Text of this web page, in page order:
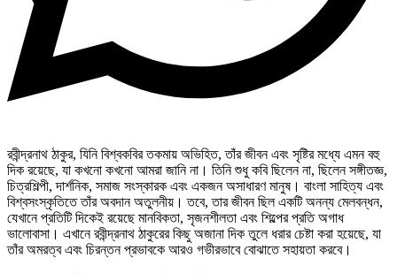
রবীন্দ্রনাথ ঠাকুর, যিনি বিশ্বকবির তকমায় অভিহিত, তাঁর জীবন এবং সৃষ্টির মধ্যে এমন বহু
দিক রয়েছে, যা কখনো কখনো আমরা জানি না। তিনি শুধু কবি ছিলেন না, ছিলেন সঙ্গীতজ্ঞ,
চিত্রশিল্পী, দার্শনিক, সমাজ সংস্কারক এবং একজন অসাধারণ মানুষ। বাংলা সাহিত্য এবং
বিশ্বসংস্কৃতিতে তাঁর অবদান অতুলনীয়। তবে, তার জীবন ছিল একটি অনন্য মেলবন্ধন,
যেখানে প্রতিটি দিকেই রয়েছে মানবিকতা, সৃজনশীলতা এবং শিল্পের প্রতি অগাধ
ভালোবাসা। এখানে রবীন্দ্রনাথ ঠাকুরের কিছু অজানা দিক তুলে ধরার চেষ্টা করা হয়েছে, যা
তাঁর অমরত্ব এবং চিরন্তন প্রভাবকে আরও গভীরভাবে বোঝাতে সহায়তা করবে।